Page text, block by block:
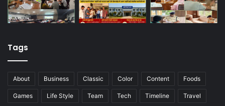
Tags
About Business Classic Color Content Foods
Games Life Style Team Tech Timeline Travel